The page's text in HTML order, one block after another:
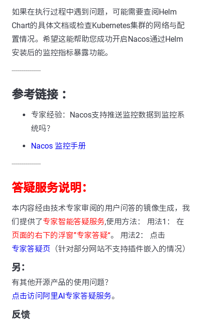
如果在执行过程中遇到问题，可能需要查阅Helm
Chart的具体文档或检查Kubernetes集群的网络与配
置情况。希望这能帮助您成功开启Nacos通过Helm
安装后的监控指标暴露功能。
---------------
参考链接 ：
专家经验：Nacos支持推送监控数据到监控系
统吗？
Nacos 监控手册
---------------
答疑服务说明：
本内容经由技术专家审阅的用户问答的镜像生成，我
们提供了专家智能答疑服务,使用方法： 用法1： 在
页面的右下的浮窗”专家答疑“。 用法2： 点击
专家答疑页 （针对部分网站不支持插件嵌入的情况）
另：
有其他开源产品的使用问题？
点击访问阿里AI专家答疑服务。
反馈